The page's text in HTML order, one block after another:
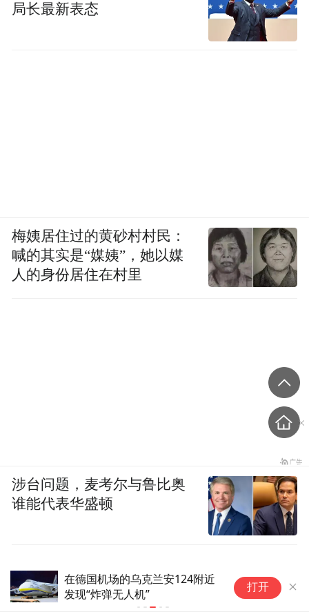
在德国机场的乌克兰安124附近
发现“炸弹无人机”
打开
局长最新表态
梅姨居住过的黄砂村村民：
喊的其实是“媒姨”，她以媒
人的身份居住在村里
涉台问题，麦考尔与鲁比奥
谁能代表华盛顿